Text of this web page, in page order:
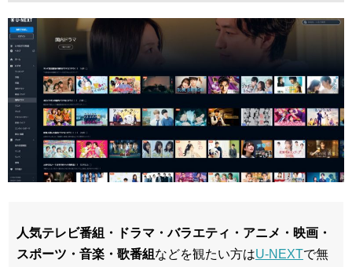
人気テレビ番組・ドラマ・バラエティ・アニメ・映画・
スポーツ・音楽・歌番組 などを観たい方はU-NEXTで無